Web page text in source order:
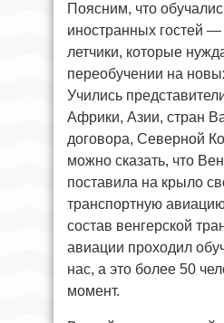
Поясним, что
иностранных гостей —
летчики, которые
переобучении на
Учились
Африки, Азии, стран
договора, Северной
можно сказать, что
поставила на крыло
транспортную
состав венгерской
авиации проходил
нас, а это более 50
момент.